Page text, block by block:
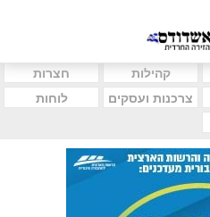
קהילות
חצרות
צרכנות ועסקים
לוחות